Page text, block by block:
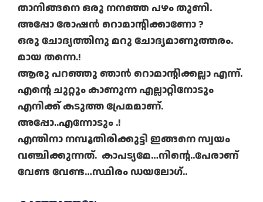
താനിങ്ങനെ ഒരു നനഞ്ഞ പഴം തുണി.
അപ്പോ രോഷൻ റൊമാന്റിക്കാണോ ?
ഒരു ചോദ്യത്തിനു മറു ചോദ്യമാണുത്തരം.
മായ തന്നെ.!
ആരു പറഞ്ഞു ഞാൻ റൊമാന്റിക്കല്ലാ എന്ന്.
എന്റെ ചുറ്റും കാണുന്ന എല്ലാറ്റിനോടും
എനിക്ക് കടുത്ത പ്രേമമാണ്.
അപ്പോ..എന്നോടും .!
എന്തിനാ നമ്പൂതിരിക്കുട്ടി ഇങ്ങനെ സ്വയം
വഞ്ചിക്കുന്നത്. കാപട്യമേ…നിന്റെ..പേരാണ്
വേണ്ട വേണ്ട…സ്ഥിരം ഡയലോഗ്..